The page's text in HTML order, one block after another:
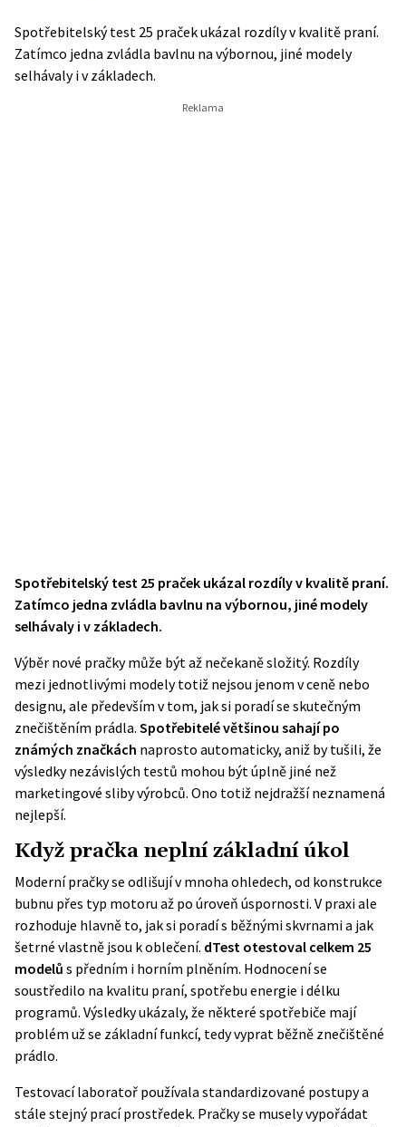
Spotřebitelský test 25 praček ukázal rozdíly v kvalitě praní.
Zatímco jedna zvládla bavlnu na výbornou, jiné modely
selhávaly i v základech.
Spotřebitelský test 25 praček ukázal rozdíly v kvalitě praní.
Zatímco jedna zvládla bavlnu na výbornou, jiné modely
selhávaly i v základech.
Výběr nové pračky může být až nečekaně složitý. Rozdíly
mezi jednotlivými modely totiž nejsou jenom v ceně nebo
designu, ale především v tom, jak si poradí se skutečným
znečištěním prádla. Spotřebitelé většinou sahají po
známých značkách naprosto automaticky, aniž by tušili, že
výsledky nezávislých testů mohou být úplně jiné než
marketingové sliby výrobců. Ono totiž nejdražší neznamená
nejlepší.
Když pračka neplní základní úkol
Moderní pračky se odlišují v mnoha ohledech, od konstrukce
bubnu přes typ motoru až po úroveň úspornosti. V praxi ale
rozhoduje hlavně to, jak si poradí s běžnými skvrnami a jak
šetrné vlastně jsou k oblečení. dTest otestoval celkem 25
modelů s předním i horním plněním. Hodnocení se
soustředilo na kvalitu praní, spotřebu energie i délku
programů. Výsledky ukázaly, že některé spotřebiče mají
problém už se základní funkcí, tedy vyprat běžně znečištěné
prádlo.
Testovací laboratoř používala standardizované postupy a
stále stejný prací prostředek. Pračky se musely vypořádat